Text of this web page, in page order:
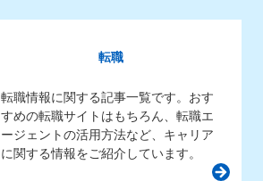
転職
転職情報に関する記事一覧です。おす
すめの転職サイトはもちろん、転職エ
ージェントの活用方法など、キャリア
に関する情報をご紹介しています。